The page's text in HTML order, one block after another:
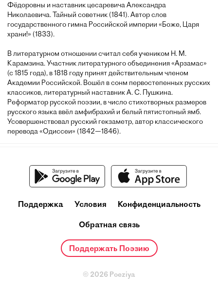
Фёдоровны и наставник цесаревича Александра
Николаевича. Тайный советник (1841). Автор слов
государственного гимна Российской империи «Боже, Царя
храни!» (1833).
В литературном отношении считал себя учеником Н. М.
Карамзина. Участник литературного объединения «Арзамас»
(с 1815 года), в 1818 году принят действительным членом
Академии Российской. Вошёл в сонм первостепенных русских
классиков, литературный наставник А. С. Пушкина.
Реформатор русской поэзии, в число стихотворных размеров
русского языка ввёл амфибрахий и белый пятистопный ямб.
Усовершенствовал русский гекзаметр, автор классического
перевода «Одиссеи» (1842—1846).
Поддержка Условия Конфиденциальность
Обратная связь
Поддержать Поэзию
© 2026 Poeziya